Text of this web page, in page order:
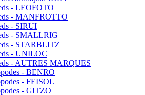
- LEOFOTO
- MANFROTTO
- SIRUI
- SMALLRIG
- STARBLITZ
- UNILOC
- AUTRES MARQUES
- BENRO
- FEISOL
- GITZO